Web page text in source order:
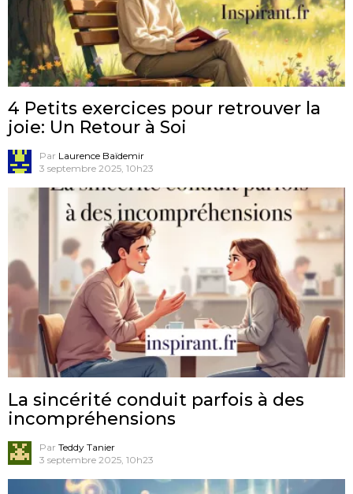
4 Petits exercices pour retrouver la
joie: Un Retour à Soi
Par Laurence Baïdemir
3 septembre 2025, 10h23
La sincérité conduit parfois à des
incompréhensions
Par Teddy Tanier
3 septembre 2025, 10h23